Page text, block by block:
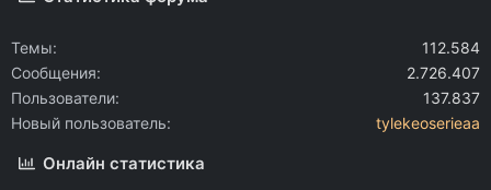
Темы
112.584
Сообщения
2.726.407
Пользователи
137.837
Новый пользователь
tylekeoserieaa
Онлайн статистика